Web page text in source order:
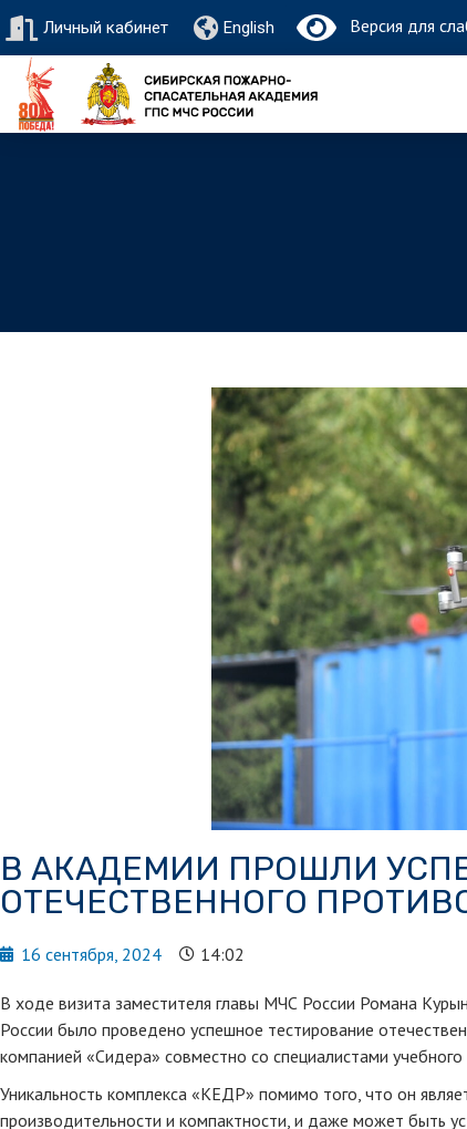
Личный кабинет English Версия для
В АКАДЕМИИ ПРОШЛИ
ОТЕЧЕСТВЕННОГО
16 сентября, 2024 14:02
В ходе визита заместителя главы МЧС России Романа
России было проведено успешное тестирование
компанией «Сидера» совместно со специалистами учебного
Уникальность комплекса «КЕДР» помимо того, что он
производительности и компактности, и даже может быть